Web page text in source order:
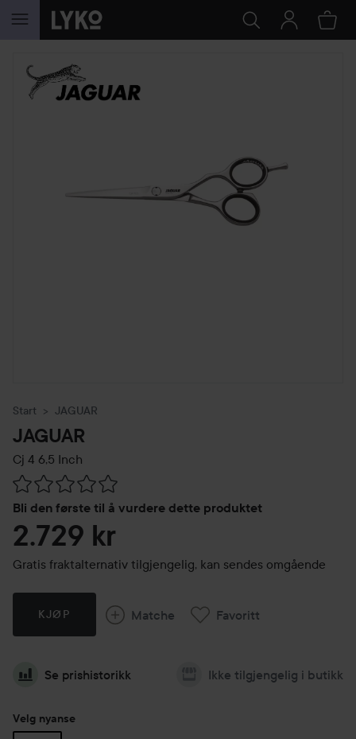
GÅ TIL INNHOLD
Start JAGUAR
JAGUAR
Cj 4 6,5 Inch
Bli den første til å vurdere dette produktet
Gå til Vurderinger & anmeldelser
2.729 kr
Gratis fraktalternativ tilgjengelig, kan sendes omgående
KJØP Matche Favoritt
Se prishistorikk Ikke tilgjengelig i butikk
Velg nyanse